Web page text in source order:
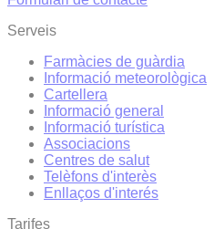
Serveis
Farmàcies de guàrdia
Informació meteorològica
Cartellera
Informació general
Informació turística
Associacions
Centres de salut
Telèfons d'interès
Enllaços d'interés
Tarifes